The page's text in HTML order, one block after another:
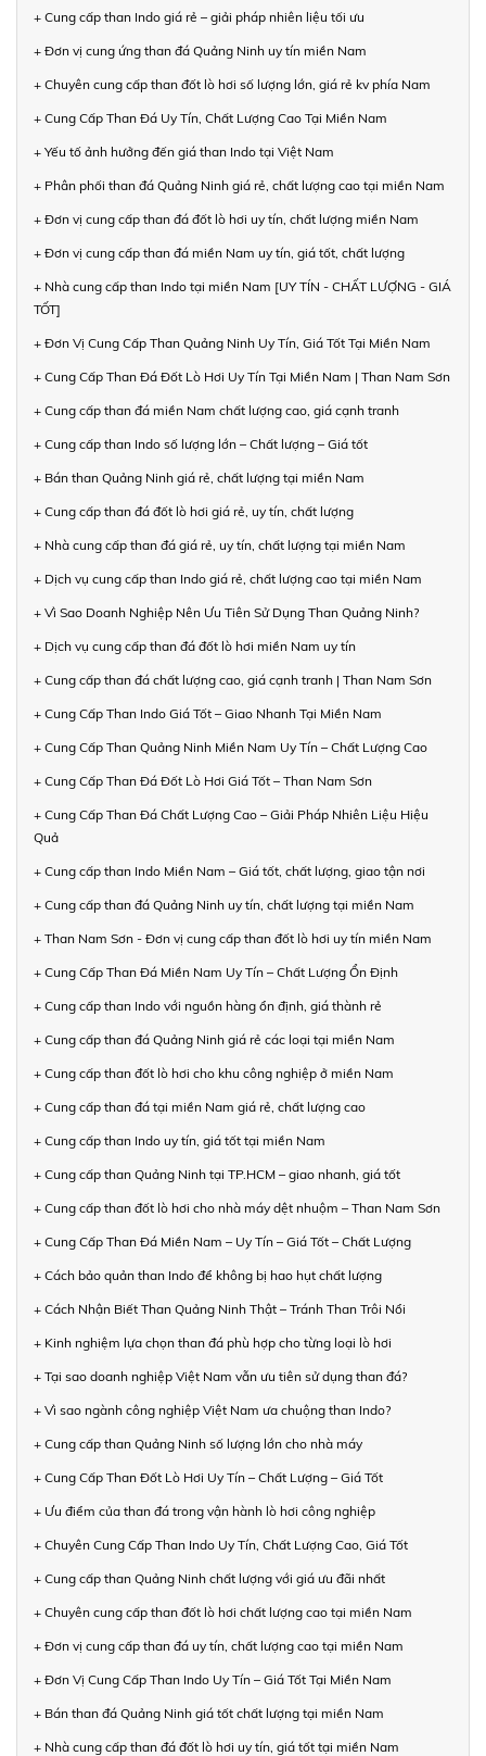
+ Cung cấp than Indo giá rẻ – giải pháp nhiên liệu tối ưu
+ Đơn vị cung ứng than đá Quảng Ninh uy tín miền Nam
+ Chuyên cung cấp than đốt lò hơi số lượng lớn, giá rẻ kv phía Nam
+ Cung Cấp Than Đá Uy Tín, Chất Lượng Cao Tại Miền Nam
+ Yếu tố ảnh hưởng đến giá than Indo tại Việt Nam
+ Phân phối than đá Quảng Ninh giá rẻ, chất lượng cao tại miền Nam
+ Đơn vị cung cấp than đá đốt lò hơi uy tín, chất lượng miền Nam
+ Đơn vị cung cấp than đá miền Nam uy tín, giá tốt, chất lượng
+ Nhà cung cấp than Indo tại miền Nam [UY TÍN - CHẤT LƯỢNG - GIÁ
TỐT]
+ Đơn Vị Cung Cấp Than Quảng Ninh Uy Tín, Giá Tốt Tại Miền Nam
+ Cung Cấp Than Đá Đốt Lò Hơi Uy Tín Tại Miền Nam | Than Nam Sơn
+ Cung cấp than đá miền Nam chất lượng cao, giá cạnh tranh
+ Cung cấp than Indo số lượng lớn – Chất lượng – Giá tốt
+ Bán than Quảng Ninh giá rẻ, chất lượng tại miền Nam
+ Cung cấp than đá đốt lò hơi giá rẻ, uy tín, chất lượng
+ Nhà cung cấp than đá giá rẻ, uy tín, chất lượng tại miền Nam
+ Dịch vụ cung cấp than Indo giá rẻ, chất lượng cao tại miền Nam
+ Vì Sao Doanh Nghiệp Nên Ưu Tiên Sử Dụng Than Quảng Ninh?
+ Dịch vụ cung cấp than đá đốt lò hơi miền Nam uy tín
+ Cung cấp than đá chất lượng cao, giá cạnh tranh | Than Nam Sơn
+ Cung Cấp Than Indo Giá Tốt – Giao Nhanh Tại Miền Nam
+ Cung Cấp Than Quảng Ninh Miền Nam Uy Tín – Chất Lượng Cao
+ Cung Cấp Than Đá Đốt Lò Hơi Giá Tốt – Than Nam Sơn
+ Cung Cấp Than Đá Chất Lượng Cao – Giải Pháp Nhiên Liệu Hiệu
Quả
+ Cung cấp than Indo Miền Nam – Giá tốt, chất lượng, giao tận nơi
+ Cung cấp than đá Quảng Ninh uy tín, chất lượng tại miền Nam
+ Than Nam Sơn - Đơn vị cung cấp than đốt lò hơi uy tín miền Nam
+ Cung Cấp Than Đá Miền Nam Uy Tín – Chất Lượng Ổn Định
+ Cung cấp than Indo với nguồn hàng ổn định, giá thành rẻ
+ Cung cấp than đá Quảng Ninh giá rẻ các loại tại miền Nam
+ Cung cấp than đốt lò hơi cho khu công nghiệp ở miền Nam
+ Cung cấp than đá tại miền Nam giá rẻ, chất lượng cao
+ Cung cấp than Indo uy tín, giá tốt tại miền Nam
+ Cung cấp than Quảng Ninh tại TP.HCM – giao nhanh, giá tốt
+ Cung cấp than đốt lò hơi cho nhà máy dệt nhuộm – Than Nam Sơn
+ Cung Cấp Than Đá Miền Nam – Uy Tín – Giá Tốt – Chất Lượng
+ Cách bảo quản than Indo để không bị hao hụt chất lượng
+ Cách Nhận Biết Than Quảng Ninh Thật – Tránh Than Trôi Nổi
+ Kinh nghiệm lựa chọn than đá phù hợp cho từng loại lò hơi
+ Tại sao doanh nghiệp Việt Nam vẫn ưu tiên sử dụng than đá?
+ Vì sao ngành công nghiệp Việt Nam ưa chuộng than Indo?
+ Cung cấp than Quảng Ninh số lượng lớn cho nhà máy
+ Cung Cấp Than Đốt Lò Hơi Uy Tín – Chất Lượng – Giá Tốt
+ Ưu điểm của than đá trong vận hành lò hơi công nghiệp
+ Chuyên Cung Cấp Than Indo Uy Tín, Chất Lượng Cao, Giá Tốt
+ Cung cấp than Quảng Ninh chất lượng với giá ưu đãi nhất
+ Chuyên cung cấp than đốt lò hơi chất lượng cao tại miền Nam
+ Đơn vị cung cấp than đá uy tín, chất lượng cao tại miền Nam
+ Đơn Vị Cung Cấp Than Indo Uy Tín – Giá Tốt Tại Miền Nam
+ Bán than đá Quảng Ninh giá tốt chất lượng tại miền Nam
+ Nhà cung cấp than đá đốt lò hơi uy tín, giá tốt tại miền Nam